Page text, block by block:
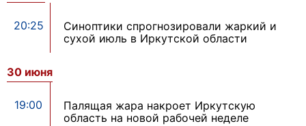
20:25
Синоптики спрогнозировали жаркий и
сухой июль в Иркутской области
30 июня
19:00
Палящая жара накроет Иркутскую
область на новой рабочей неделе